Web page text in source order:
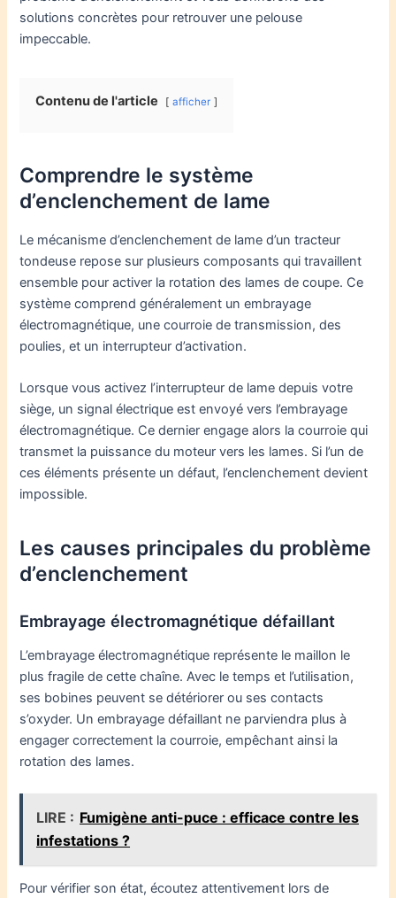
solutions concrètes pour retrouver une pelouse
impeccable.
Contenu de l'article afficher
Comprendre le système
d’enclenchement de lame
Le mécanisme d’enclenchement de lame d’un tracteur
tondeuse repose sur plusieurs composants qui travaillent
ensemble pour activer la rotation des lames de coupe. Ce
système comprend généralement un embrayage
électromagnétique, une courroie de transmission, des
poulies, et un interrupteur d’activation.
Lorsque vous activez l’interrupteur de lame depuis votre
siège, un signal électrique est envoyé vers l’embrayage
électromagnétique. Ce dernier engage alors la courroie qui
transmet la puissance du moteur vers les lames. Si l’un de
ces éléments présente un défaut, l’enclenchement devient
impossible.
Les causes principales du problème
d’enclenchement
Embrayage électromagnétique défaillant
L’embrayage électromagnétique représente le maillon le
plus fragile de cette chaîne. Avec le temps et l’utilisation,
ses bobines peuvent se détériorer ou ses contacts
s’oxyder. Un embrayage défaillant ne parviendra plus à
engager correctement la courroie, empêchant ainsi la
rotation des lames.
LIRE : Fumigène anti-puce : efficace contre les
infestations ?
Pour vérifier son état, écoutez attentivement lors de